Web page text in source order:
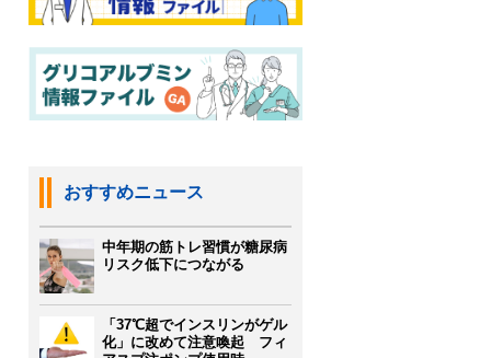
おすすめニュース
中年期の筋トレ習慣が糖尿病
リスク低下につながる
「37℃超でインスリンがゲル
化」に改めて注意喚起 フィ